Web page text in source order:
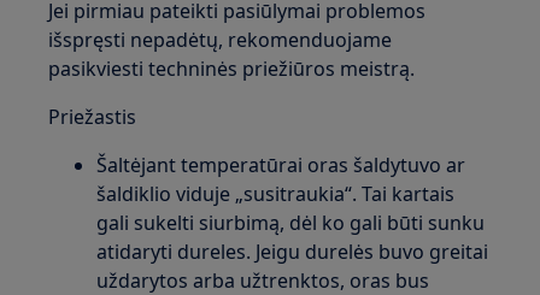
Jei pirmiau pateikti pasiūlymai problemos
išspręsti nepadėtų, rekomenduojame
pasikviesti techninės priežiūros meistrą.
Priežastis
Šaltėjant temperatūrai oras šaldytuvo ar
šaldiklio viduje „susitraukia“. Tai kartais
gali sukelti siurbimą, dėl ko gali būti sunku
atidaryti dureles. Jeigu durelės buvo greitai
uždarytos arba užtrenktos, oras bus